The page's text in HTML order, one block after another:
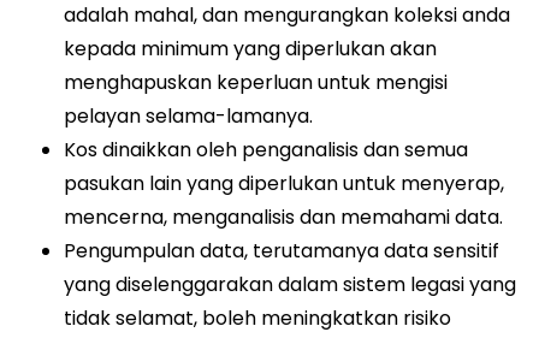
adalah mahal, dan mengurangkan koleksi anda
kepada minimum yang diperlukan akan
menghapuskan keperluan untuk mengisi
pelayan selama-lamanya.
Kos dinaikkan oleh penganalisis dan semua
pasukan lain yang diperlukan untuk menyerap,
mencerna, menganalisis dan memahami data.
Pengumpulan data, terutamanya data sensitif
yang diselenggarakan dalam sistem legasi yang
tidak selamat, boleh meningkatkan risiko